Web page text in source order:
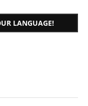
LANGUAGE!